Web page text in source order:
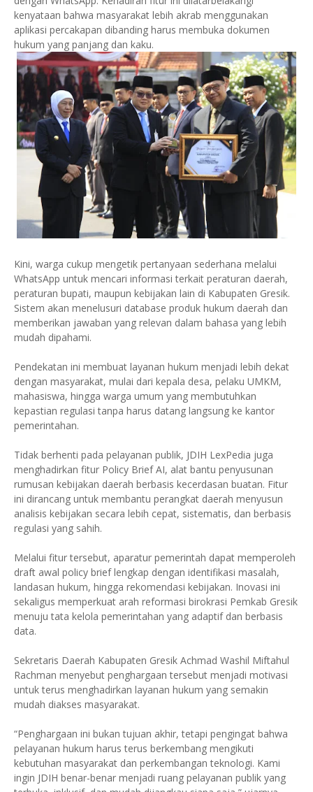
kenyataan bahwa masyarakat lebih akrab menggunakan
aplikasi percakapan dibanding harus membuka dokumen
hukum yang panjang dan kaku.
Kini, warga cukup mengetik pertanyaan sederhana melalui
WhatsApp untuk mencari informasi terkait peraturan daerah,
peraturan bupati, maupun kebijakan lain di Kabupaten Gresik.
Sistem akan menelusuri database produk hukum daerah dan
memberikan jawaban yang relevan dalam bahasa yang lebih
mudah dipahami.
Pendekatan ini membuat layanan hukum menjadi lebih dekat
dengan masyarakat, mulai dari kepala desa, pelaku UMKM,
mahasiswa, hingga warga umum yang membutuhkan
kepastian regulasi tanpa harus datang langsung ke kantor
pemerintahan.
Tidak berhenti pada pelayanan publik, JDIH LexPedia juga
menghadirkan fitur Policy Brief AI, alat bantu penyusunan
rumusan kebijakan daerah berbasis kecerdasan buatan. Fitur
ini dirancang untuk membantu perangkat daerah menyusun
analisis kebijakan secara lebih cepat, sistematis, dan berbasis
regulasi yang sahih.
Melalui fitur tersebut, aparatur pemerintah dapat memperoleh
draft awal policy brief lengkap dengan identifikasi masalah,
landasan hukum, hingga rekomendasi kebijakan. Inovasi ini
sekaligus memperkuat arah reformasi birokrasi Pemkab Gresik
menuju tata kelola pemerintahan yang adaptif dan berbasis
data.
Sekretaris Daerah Kabupaten Gresik Achmad Washil Miftahul
Rachman menyebut penghargaan tersebut menjadi motivasi
untuk terus menghadirkan layanan hukum yang semakin
mudah diakses masyarakat.
“Penghargaan ini bukan tujuan akhir, tetapi pengingat bahwa
pelayanan hukum harus terus berkembang mengikuti
kebutuhan masyarakat dan perkembangan teknologi. Kami
ingin JDIH benar-benar menjadi ruang pelayanan publik yang